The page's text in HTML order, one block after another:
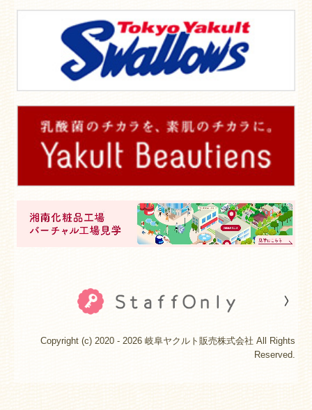
Copyright (c) 2020 - 2026 岐阜ヤクルト販売株式会社 All Rights
Reserved.